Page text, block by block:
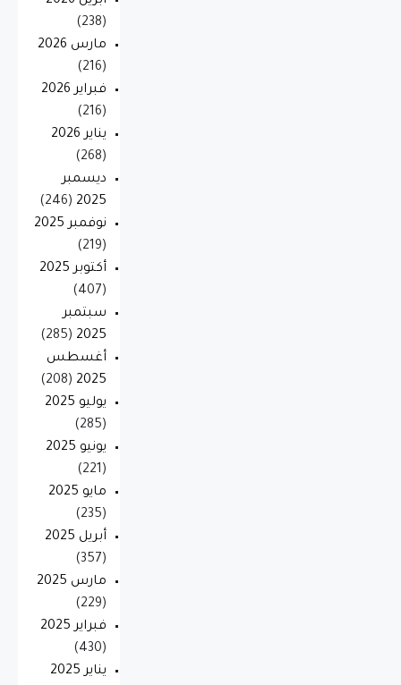
(238)
مارس 2026
(216)
فبراير 2026
(216)
يناير 2026
(268)
ديسمبر
2025
(246)
نوفمبر 2025
(219)
أكتوبر 2025
(407)
سبتمبر
2025
(285)
أغسطس
2025
(208)
يوليو 2025
(285)
يونيو 2025
(221)
مايو 2025
(235)
أبريل 2025
(357)
مارس 2025
(229)
فبراير 2025
(430)
يناير 2025